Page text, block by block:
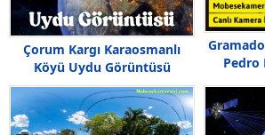
Çorum Kargı Karaosmanlı
Köyü Uydu Görüntüsü
Pedro